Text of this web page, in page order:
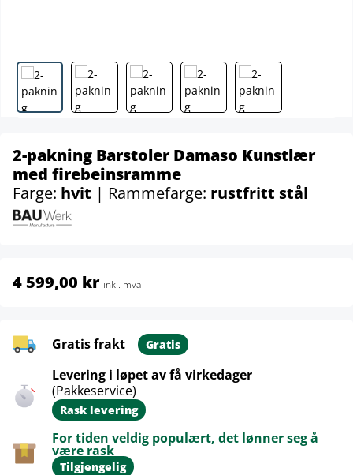
2-pakning Barstoler Damaso Kunstlær
med firebeinsramme
Farge: hvit | Rammefarge: rustfritt stål
4 599,00 kr inkl. mva
Gratis frakt Gratis
Levering i løpet av få virkedager
(Pakkeservice)
Rask levering
For tiden veldig populært, det lønner seg å
være rask
Tilgjengelig